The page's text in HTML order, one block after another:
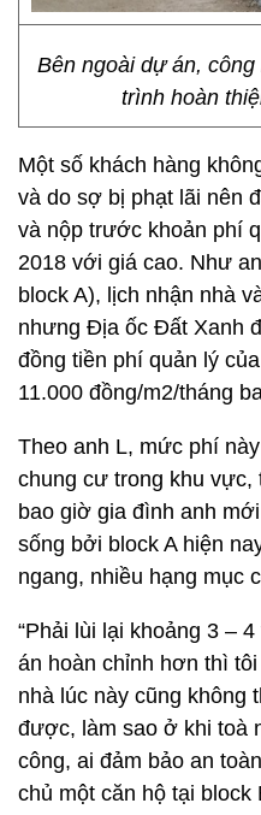
Bên ngoài dự án,
trình hoàn
Một số khách hàng
và do sợ bị phạt lãi nên
và nộp trước khoản phí
2018 với giá cao. Như
block A), lịch nhận nhà
nhưng Địa ốc Đất Xanh
đồng tiền phí quản lý
11.000 đồng/m2/tháng
Theo anh L, mức phí
chung cư trong khu vực,
bao giờ gia đình anh
sống bởi block A hiện
ngang, nhiều hạng mục
“Phải lùi lại khoảng 3 –
án hoàn chỉnh hơn thì
nhà lúc này cũng không
được, làm sao ở khi toà
công, ai đảm bảo an
chủ một căn hộ tại block